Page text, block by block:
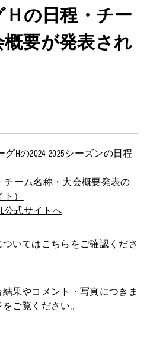
Ｈの日程・チー
要が発表され
グHの2024-2025シーズンの日程
チーム名称・大会概要発表の
）
公式サイトへ
いてはこちらをご確認くださ
果やコメント・写真につきま
ご覧ください。